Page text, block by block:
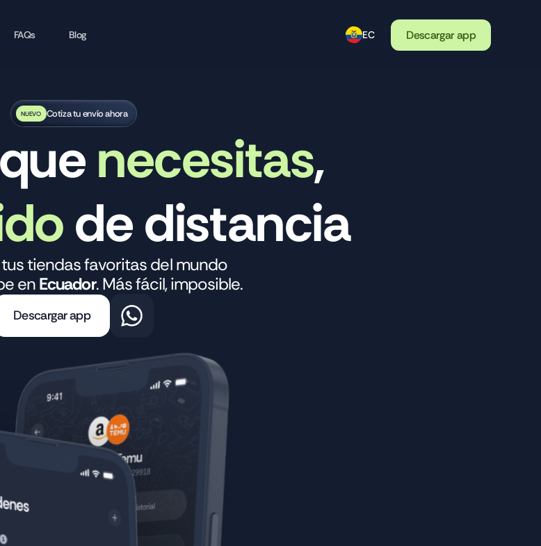
FAQs Blog EC Descargar app
NUEVO
NUEVO Cotiza tu envío ahora
necesitas,
de distancia
tiendas favoritas del mundo
en Ecuador. Más fácil, imposible.
Descargar app